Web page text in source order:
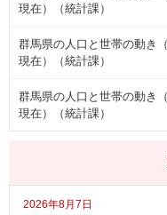
2026年8月7日
現在）（統計課）
群馬県の人口と世帯の動き
現在）（統計課）
群馬県の人口と世帯の動き
現在）（統計課）